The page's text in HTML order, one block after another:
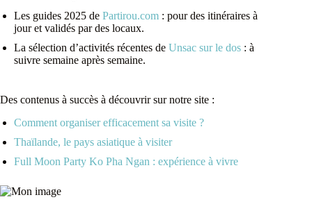
Les guides 2025 de Partirou.com : pour des itinéraires à
jour et validés par des locaux.
La sélection d’activités récentes de Unsac sur le dos : à
suivre semaine après semaine.
Des contenus à succès à découvrir sur notre site :
Comment organiser efficacement sa visite ?
Thaïlande, le pays asiatique à visiter
Full Moon Party Ko Pha Ngan : expérience à vivre